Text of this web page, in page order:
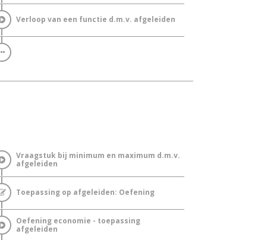
Verloop van een functie d.m.v. afgeleiden
Vraagstuk bij minimum en maximum d.m.v.
afgeleiden
Toepassing op afgeleiden: Oefening
Oefening economie - toepassing
afgeleiden